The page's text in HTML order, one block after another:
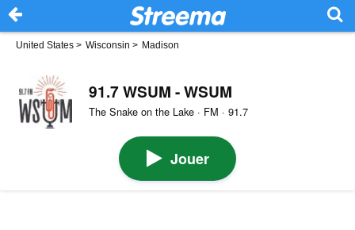
United States > Wisconsin > Madison
91.7 WSUM - WSUM
The Snake on the Lake · FM · 91.7
Jouer